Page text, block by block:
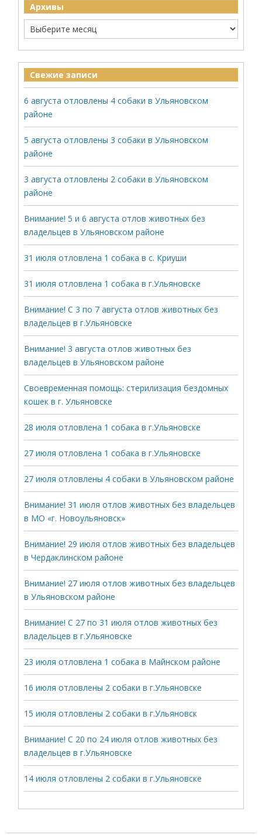
Архивы
Свежие записи
6 августа отловлены 4 собаки в Ульяновском
районе
5 августа отловлены 3 собаки в Ульяновском
районе
3 августа отловлены 2 собаки в Ульяновском
районе
Внимание! 5 и 6 августа отлов животных без
владельцев в Ульяновском районе
31 июля отловлена 1 собака в с. Криуши
31 июля отловлена 1 собака в г.Ульяновске
Внимание! С 3 по 7 августа отлов животных без
владельцев в г.Ульяновске
Внимание! 3 августа отлов животных без
владельцев в Ульяновском районе
Своевременная помощь: стерилизация бездомных
кошек в г. Ульяновске
28 июля отловлена 1 собака в г.Ульяновске
27 июля отловлена 1 собака в г.Ульяновске
27 июля отловлены 4 собаки в Ульяновском районе
Внимание! 31 июля отлов животных без владельцев
в МО «г. Новоульяновск»
Внимание! 29 июля отлов животных без владельцев
в Чердаклинском районе
Внимание! 27 июля отлов животных без владельцев
в Ульяновском районе
Внимание! С 27 по 31 июля отлов животных без
владельцев в г.Ульяновске
23 июля отловлена 1 собака в Майнском районе
16 июля отловлены 2 собаки в г.Ульяновске
15 июля отловлены 2 собаки в г.Ульяновск
Внимание! С 20 по 24 июля отлов животных без
владельцев в г.Ульяновске
14 июля отловлены 2 собаки в г.Ульяновске